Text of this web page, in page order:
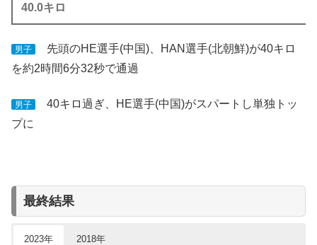
40.0キロ
男子
先頭のHE選手(中国)、HAN選手(北朝鮮)が40キロ
を約2時間6分32秒で通過
男子
40キロ過ぎ、HE選手(中国)がスパートし単独トッ
プに
最終結果
2023年 2018年